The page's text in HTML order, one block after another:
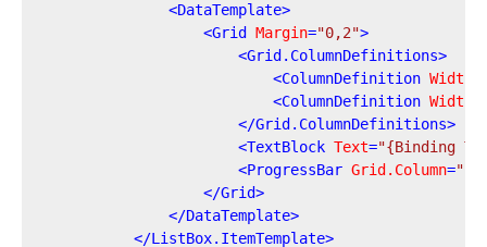
<DataTemplate>
<Grid Margin="0,2">
<Grid.ColumnDefinitions>
<ColumnDefinition Width
<ColumnDefinition Width
</Grid.ColumnDefinitions>
<TextBlock Text="{Binding
<ProgressBar Grid.Column="1"
</Grid>
</DataTemplate>
</ListBox.ItemTemplate>